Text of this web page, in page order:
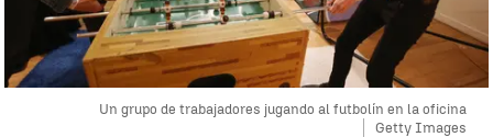
Un grupo de trabajadores jugando al futbolín en la oficina
Getty Images